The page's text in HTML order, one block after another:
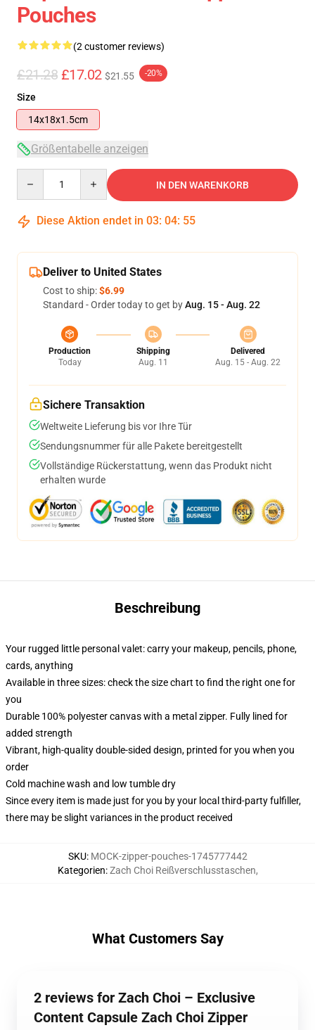
Pouches
(2 customer reviews)
£21.28 £17.02 $21.55 -20%
Size
14x18x1.5cm
Größentabelle anzeigen
IN DEN WARENKORB
Diese Aktion endet in 03: 04: 54
Deliver to United States
Cost to ship:$6.99
Standard - Order today to get byAug. 15 - Aug. 22
Production
Today
Shipping
Aug. 11
Delivered
Aug. 15 - Aug. 22
Sichere Transaktion
Weltweite Lieferung bis vor Ihre Tür
Sendungsnummer für alle Pakete bereitgestellt
Vollständige Rückerstattung, wenn das Produkt nicht
erhalten wurde
Beschreibung
Your rugged little personal valet: carry your makeup, pencils, phone,
cards, anything
Available in three sizes: check the size chart to find the right one for
you
Durable 100% polyester canvas with a metal zipper. Fully lined for
added strength
Vibrant, high-quality double-sided design, printed for you when you
order
Cold machine wash and low tumble dry
Since every item is made just for you by your local third-party fulfiller,
there may be slight variances in the product received
SKU: MOCK-zipper-pouches-1745777442
Kategorien:Zach Choi Reißverschlusstaschen,
What Customers Say
2 reviews for Zach Choi – Exclusive
Content Capsule Zach Choi Zipper